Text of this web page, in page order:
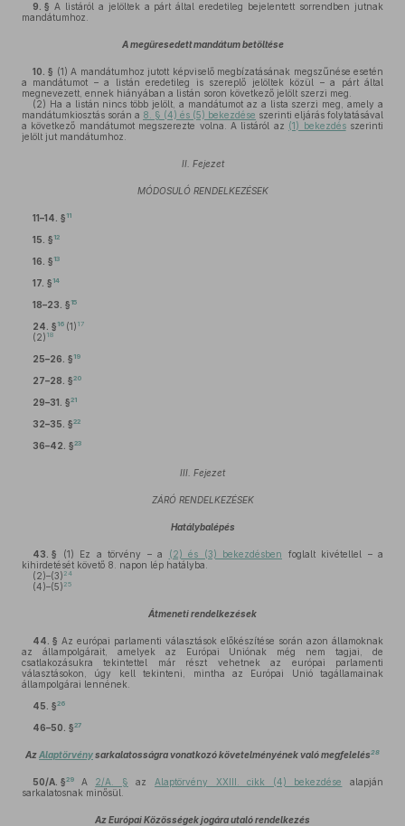
9. § A listáról a jelöltek a párt által eredetileg bejelentett sorrendben jutnak
mandátumhoz.
A megüresedett mandátum betöltése
10. § (1) A mandátumhoz jutott képviselő megbízatásának megszűnése esetén
a mandátumot – a listán eredetileg is szereplő jelöltek közül – a párt által
megnevezett, ennek hiányában a listán soron következő jelölt szerzi meg.
(2) Ha a listán nincs több jelölt, a mandátumot az a lista szerzi meg, amely a
mandátumkiosztás során a 8. § (4) és (5) bekezdése szerinti eljárás folytatásával
a következő mandátumot megszerezte volna. A listáról az (1) bekezdésszerinti
jelölt jut mandátumhoz.
II. Fejezet
MÓDOSULÓ RENDELKEZÉSEK
11–14. § 11
15. § 12
16. § 13
17. § 14
18–23. § 15
24. § 16 (1) 17
(2) 18
25–26. § 19
27–28. §20
29–31. §21
32–35. §22
36–42. §23
III. Fejezet
ZÁRÓ RENDELKEZÉSEK
Hatálybalépés
43. § (1) Ez a törvény – a (2) és (3) bekezdésben foglalt kivétellel – a
kihirdetését követő 8. napon lép hatályba.
(2)–(3) 24
(4)–(5) 25
Átmeneti rendelkezések
44. § Az európai parlamenti választások előkészítése során azon államoknak
az állampolgárait, amelyek az Európai Uniónak még nem tagjai, de
csatlakozásukra tekintettel már részt vehetnek az európai parlamenti
választásokon, úgy kell tekinteni, mintha az Európai Unió tagállamainak
állampolgárai lennének.
45. §26
46–50. §27
AzAlaptörvénysarkalatosságra vonatkozó követelményének való megfelelés 28
50/A. §29 A 2/A. § az Alaptörvény XXIII. cikk (4) bekezdése
alapján
sarkalatosnak minősül.
Az Európai Közösségek jogára utaló rendelkezés